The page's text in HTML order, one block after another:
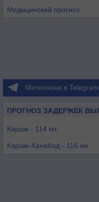
Медицинский прогноз
Метеонова в Telegram
ПРОГНОЗ ЗАДЕРЖЕК
Карши - 114 км
Карши-Ханабад - 116 км